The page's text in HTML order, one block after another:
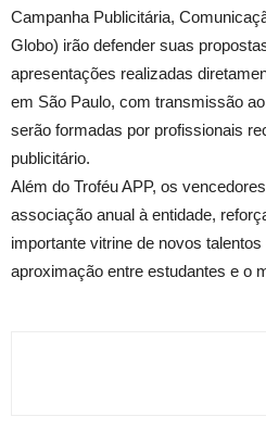
Campanha Publicitária,
Globo) irão defender suas
apresentações realizadas
em São Paulo, com transmissão
serão formadas por profissionais
publicitário.
Além do Troféu APP, os
associação anual à entidade,
importante vitrine de novos
aproximação entre estudantes e o